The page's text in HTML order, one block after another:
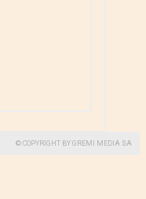
© COPYRIGHT BY GREMI MEDIA SA